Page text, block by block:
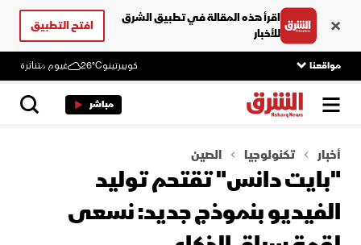
اقرأ هذه المقالة في تطبيق الشرق
للأخبار
افتح التطبيق
مواقعنا كوبيرتينو26°C غيوم متناثرة
مباشر
أخبار تكنولوجيا الصين
"بايت دانس" تقتحم توليد
الفيديو بنموذج جديد: نسعى